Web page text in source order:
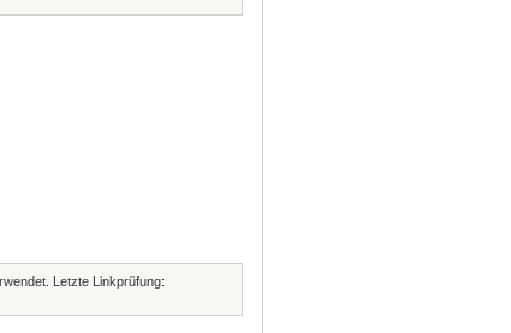
Letzte Linkprüfung: